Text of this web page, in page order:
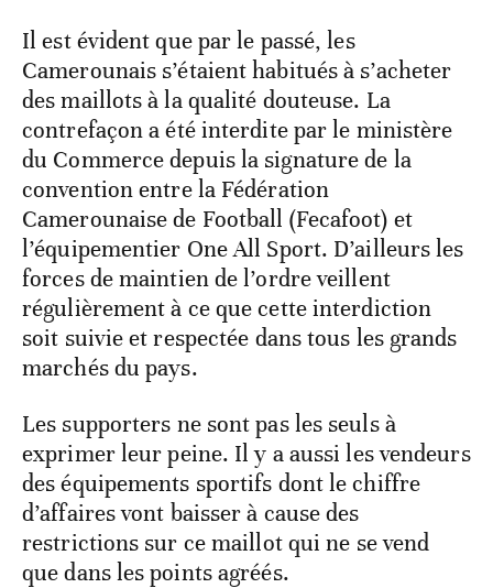
Il est évident que par le passé, les
Camerounais s’étaient habitués à s’acheter
des maillots à la qualité douteuse. La
contrefaçon a été interdite par le ministère
du Commerce depuis la signature de la
convention entre la Fédération
Camerounaise de Football (Fecafoot) et
l’équipementier One All Sport. D’ailleurs les
forces de maintien de l’ordre veillent
régulièrement à ce que cette interdiction
soit suivie et respectée dans tous les grands
marchés du pays.
Les supporters ne sont pas les seuls à
exprimer leur peine. Il y a aussi les vendeurs
des équipements sportifs dont le chiffre
d’affaires vont baisser à cause des
restrictions sur ce maillot qui ne se vend
que dans les points agréés.